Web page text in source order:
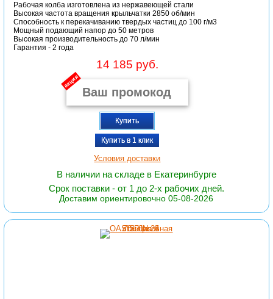
Рабочая колба изготовлена из нержавеющей стали
Высокая частота вращения крыльчатки 2850 об/мин
Способность к перекачиванию твердых частиц до 100 г/м3
Мощный подающий напор до 50 метров
Высокая производительность до 70 л/мин
Гарантия - 2 года
14 185 руб.
акция
Купить
Купить в 1 клик
Условия доставки
В наличии на складе в Екатеринбурге
Срок поставки - от 1 до 2-х рабочих дней.
Доставим ориентировочно 05-08-2026